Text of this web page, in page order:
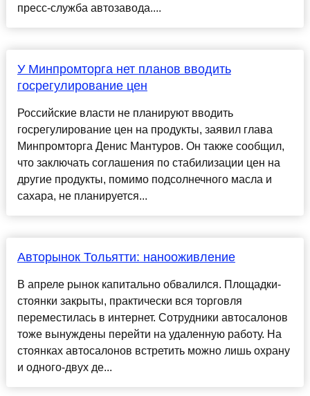
пресс-служба автозавода....
У Минпромторга нет планов вводить
госрегулирование цен
Российские власти не планируют вводить
госрегулирование цен на продукты, заявил глава
Минпромторга Денис Мантуров. Он также сообщил,
что заключать соглашения по стабилизации цен на
другие продукты, помимо подсолнечного масла и
сахара, не планируется...
Авторынок Тольятти: нанооживление
В апреле рынок капитально обвалился. Площадки-
стоянки закрыты, практически вся торговля
переместилась в интернет. Сотрудники автосалонов
тоже вынуждены перейти на удаленную работу. На
стоянках автосалонов встретить можно лишь охрану
и одного-двух де...